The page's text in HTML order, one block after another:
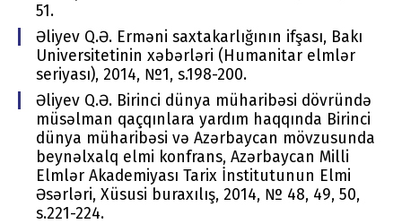
51.
Əliyev Q.Ə. Erməni saxtakarlığının ifşası, Bakı
Univеrsitеtinin хəbərləri (Humanitar elmlər
seriyası), 2014, №1, s.198-200.
Əliyev Q.Ə. Birinci dünya müharibəsi dövründə
müsəlman qaçqınlara yardım haqqında Birinci
dünya müharibəsi və Azərbaycan mövzusunda
beynəlxalq elmi konfrans, Azərbaycan Milli
Elmlər Akademiyası Tarix İnstitutunun Elmi
Əsərləri, Xüsusi buraxılış, 2014, № 48, 49, 50,
s.221-224.